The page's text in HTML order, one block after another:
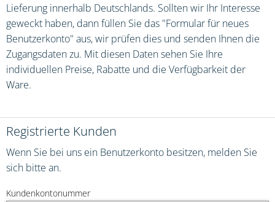
Lieferung innerhalb Deutschlands. Sollten wir Ihr Interesse
geweckt haben, dann füllen Sie das "Formular für neues
Benutzerkonto" aus, wir prüfen dies und senden Ihnen die
Zugangsdaten zu. Mit diesen Daten sehen Sie Ihre
individuellen Preise, Rabatte und die Verfügbarkeit der
Ware.
Registrierte Kunden
Wenn Sie bei uns ein Benutzerkonto besitzen, melden Sie
sich bitte an.
Kundenkontonummer